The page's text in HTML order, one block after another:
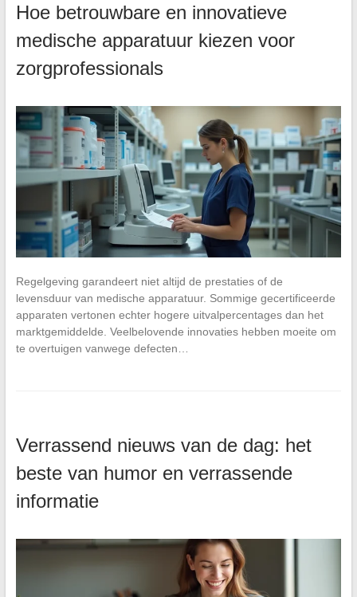
Hoe betrouwbare en innovatieve
medische apparatuur kiezen voor
zorgprofessionals
Regelgeving garandeert niet altijd de prestaties of de
levensduur van medische apparatuur. Sommige gecertificeerde
apparaten vertonen echter hogere uitvalpercentages dan het
marktgemiddelde. Veelbelovende innovaties hebben moeite om
te overtuigen vanwege defecten…
Verrassend nieuws van de dag: het
beste van humor en verrassende
informatie